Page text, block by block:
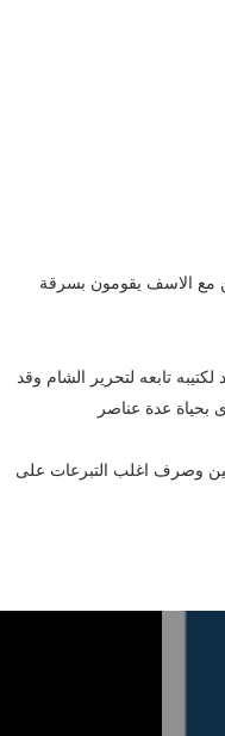
مع الاسف يقومون بسرقة
تابعه لتحرير الشام وقد
بحياة عدة عناصر
وصرف اغلب التبرعات على